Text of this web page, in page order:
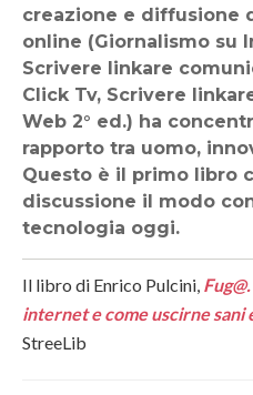
creazione e diffusione
online (Giornalismo su
Scrivere linkare
Click Tv, Scrivere
Web 2° ed.) ha
rapporto tra uomo,
Questo è il primo libro
discussione il modo
tecnologia oggi.
Il libro di Enrico Pulcini,
internet e come uscirne sani
StreeLib